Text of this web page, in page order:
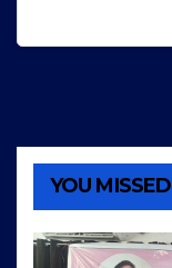
YOU MISSED